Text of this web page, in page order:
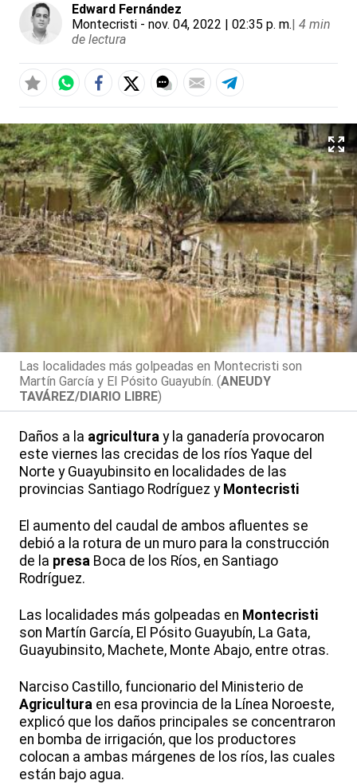
Edward Fernández
Montecristi - nov. 04, 2022 | 02:35 p. m.| 4 min
de lectura
Las localidades más golpeadas en Montecristi son
Martín García y El Pósito Guayubín. (ANEUDY
TAVÁREZ/DIARIO LIBRE)
Daños a la agricultura y la ganadería provocaron
este viernes las crecidas de los ríos Yaque del
Norte y Guayubinsito en localidades de las
provincias Santiago Rodríguez y Montecristi
El aumento del caudal de ambos afluentes se
debió a la rotura de un muro para la construcción
de la presa Boca de los Ríos, en Santiago
Rodríguez.
Las localidades más golpeadas en Montecristi
son Martín García, El Pósito Guayubín, La Gata,
Guayubinsito, Machete, Monte Abajo, entre otras.
Narciso Castillo, funcionario del Ministerio de
Agricultura en esa provincia de la Línea Noroeste,
explicó que los daños principales se concentraron
en bomba de irrigación, que los productores
colocan a ambas márgenes de los ríos, las cuales
están bajo agua.